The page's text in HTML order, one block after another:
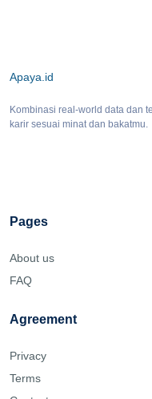
Apaya.id
Kombinasi real-world data dan
karir sesuai minat dan bakatmu.
Pages
About us
FAQ
Agreement
Privacy
Terms